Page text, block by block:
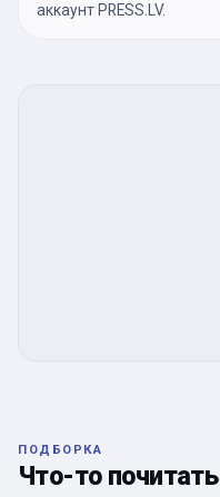
аккаунт PRESS.LV.
ПОДБОРКА
Что-то почитать